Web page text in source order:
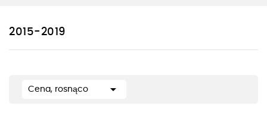
2015-2019
Cena, rosnąco 